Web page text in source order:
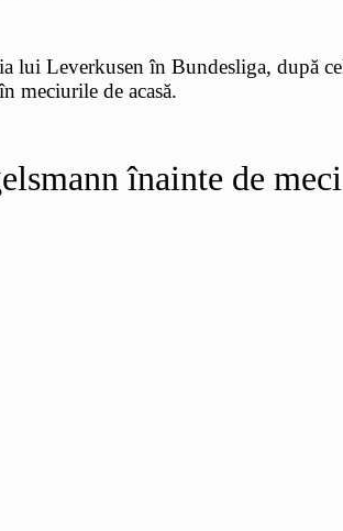
Leverkusen în Bundesliga, după
meciurile de acasă.
înainte de meci